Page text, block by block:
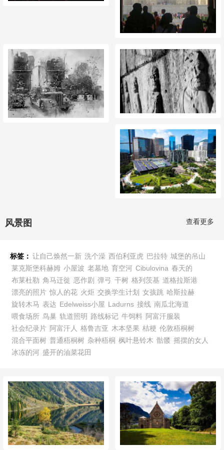
查看更多
风景图
标签： 让自己焕然一新 洗个澡 西伯利亚虎 巴拉特 城堡的吊山
莱克斯堡科赫姆 小屋波 老墓地 育空河 Cibulovina 春天的
布莱杜勒 角马迁徙 恶作剧 弹弓 干树 格列茨基 道格拉斯港
漂亮的照片 惊人的花 火炬 交换学生计划 女孩跳 哈斯拉赫
旋转木马 表达 Edelweiss小屋 Ladurns 接线 南瓜北海道
喂食场所 鸟巢 轨道照明 路线标记 牛饲料 阿富汗服装
社会纪录片 阿富汗人 格鲁吉亚 木本坚果 桔梗 伦敦梧桐树
混合平面树 普通梧桐树 杂种梧桐 枫叶悬铃木 骷髅 摇摆的女人
冰冻的河 盛开的油菜花田